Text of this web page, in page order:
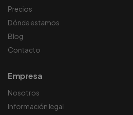
Precios
Dónde estamos
Blog
Contacto
Empresa
Nosotros
Información legal